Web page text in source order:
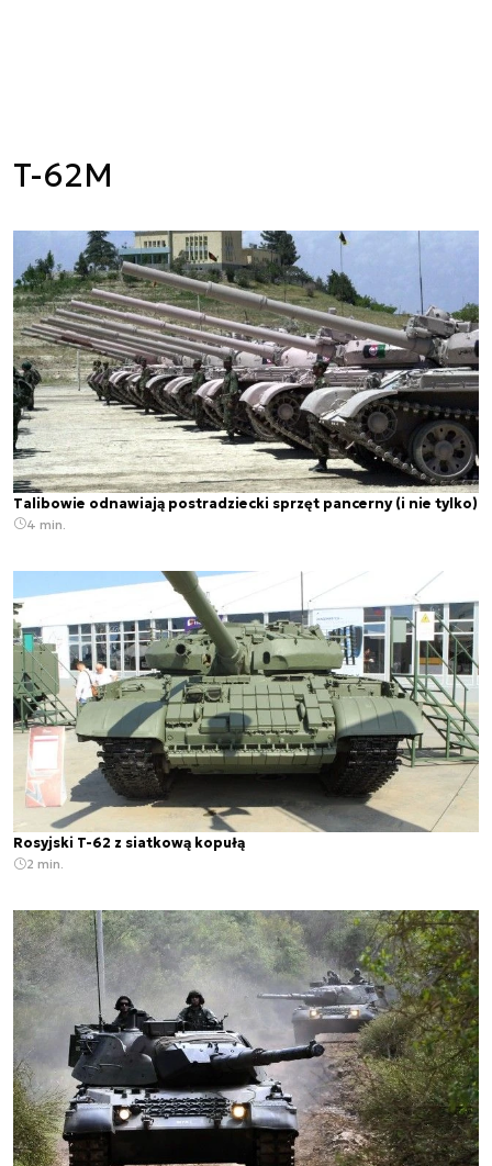
T-62M
Talibowie odnawiają postradziecki sprzęt pancerny (i nie tylko)
4 min.
Rosyjski T-62 z siatkową kopułą
2 min.